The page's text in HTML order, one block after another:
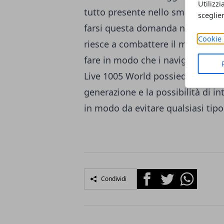
Cookie
tutto presente nello
farsi questa domanda nasce il
riesce a combattere il mercato
fare in modo che i navigatori si
Live 1005 World possiede
generazione e la possibilità di
in modo da evitare qualsiasi
Condividi FacebookTwitterWhatsapp